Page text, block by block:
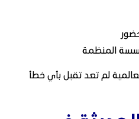
المنظمة
لم تعد تقبل بأي خطأ